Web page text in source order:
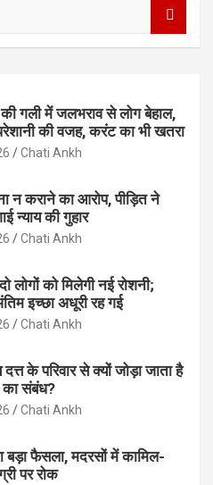
गली में जलभराव से लोग बेहाल,
की वजह, करंट का भी खतरा
Chati Ankh
न कराने का आरोप, पीड़ित ने
न्याय की गुहार
Chati Ankh
लोगों को मिलेगी नई रोशनी;
इच्छा अधूरी रह गई
Chati Ankh
के परिवार से क्यों जोड़ा जाता है
का संबंध?
Chati Ankh
बड़ा फैसला, मदरसों में कामिल-
पर रोक